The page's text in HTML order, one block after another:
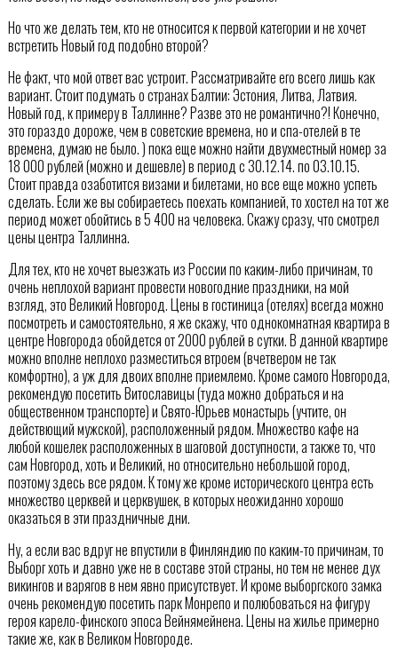
Но что же делать тем, кто не относится к первой категории и не хочет
встретить Новый год подобно второй?
Не факт, что мой ответ вас устроит. Рассматривайте его всего лишь как
вариант. Стоит подумать о странах Балтии: Эстония, Литва, Латвия.
Новый год, к примеру в Таллинне? Разве это не романтично?! Конечно,
это гораздо дороже, чем в советские времена, но и спа-отелей в те
времена, думаю не было. ) пока еще можно найти двухместный номер за
18 000 рублей (можно и дешевле) в период с 30.12.14. по 03.10.15.
Стоит правда озаботится визами и билетами, но все еще можно успеть
сделать. Если же вы собираетесь поехать компанией, то хостел на тот же
период может обойтись в 5 400 на человека. Скажу сразу, что смотрел
цены центра Таллинна.
Для тех, кто не хочет выезжать из России по каким-либо причинам, то
очень неплохой вариант провести новогодние праздники, на мой
взгляд, это Великий Новгород. Цены в гостиница (отелях) всегда можно
посмотреть и самостоятельно, я же скажу, что однокомнатная квартира в
центре Новгорода обойдется от 2000 рублей в сутки. В данной квартире
можно вполне неплохо разместиться втроем (вчетвером не так
комфортно), а уж для двоих вполне приемлемо. Кроме самого Новгорода,
рекомендую посетить Витославицы (туда можно добраться и на
общественном транспорте) и Свято-Юрьев монастырь (учтите, он
действющий мужской), расположенный рядом. Множество кафе на
любой кошелек расположенных в шаговой доступности, а также то, что
сам Новгород, хоть и Великий, но относительно небольшой город,
поэтому здесь все рядом. К тому же кроме исторического центра есть
множество церквей и церквушек, в которых неожиданно хорошо
оказаться в эти праздничные дни.
Ну, а если вас вдруг не впустили в Финляндию по каким-то причинам, то
Выборг хоть и давно уже не в составе этой страны, но тем не менее дух
викингов и варягов в нем явно присутствует. И кроме выборгского замка
очень рекомендую посетить парк Монрепо и полюбоваться на фигуру
героя карело-финского эпоса Вейнямейнена. Цены на жилье примерно
такие же, как в Великом Новгороде.